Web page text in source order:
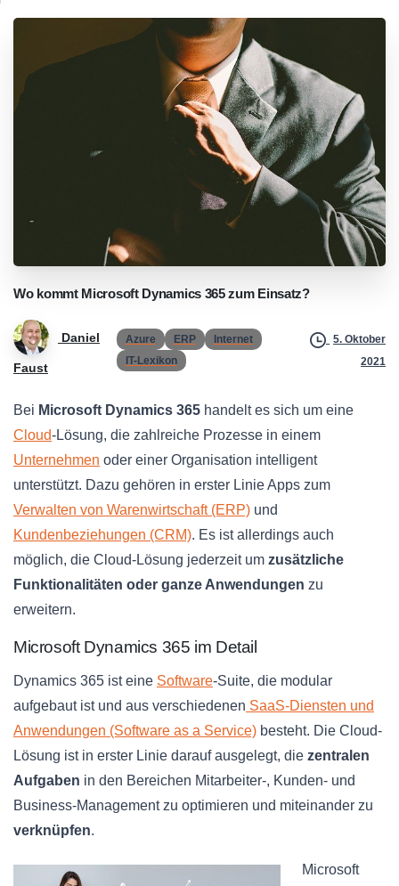
Wo kommt Microsoft Dynamics 365 zum Einsatz?
Daniel
Faust
Azure ERP
Internet
IT-Lexikon
5. Oktober
2021
Bei Microsoft Dynamics 365 handelt es sich um eine
Cloud-Lösung, die zahlreiche Prozesse in einem
Unternehmen oder einer Organisation intelligent
unterstützt. Dazu gehören in erster Linie Apps zum
Verwalten von Warenwirtschaft (ERP) und
Kundenbeziehungen (CRM). Es ist allerdings auch
möglich, die Cloud-Lösung jederzeit um zusätzliche
Funktionalitäten oder ganze Anwendungen zu
erweitern.
Microsoft Dynamics 365 im Detail
Dynamics 365 ist eine Software-Suite, die modular
aufgebaut ist und aus verschiedenen SaaS-Diensten und
Anwendungen (Software as a Service) besteht. Die Cloud-
Lösung ist in erster Linie darauf ausgelegt, die zentralen
Aufgaben in den Bereichen Mitarbeiter-, Kunden- und
Business-Management zu optimieren und miteinander zu
verknüpfen.
Microsoft